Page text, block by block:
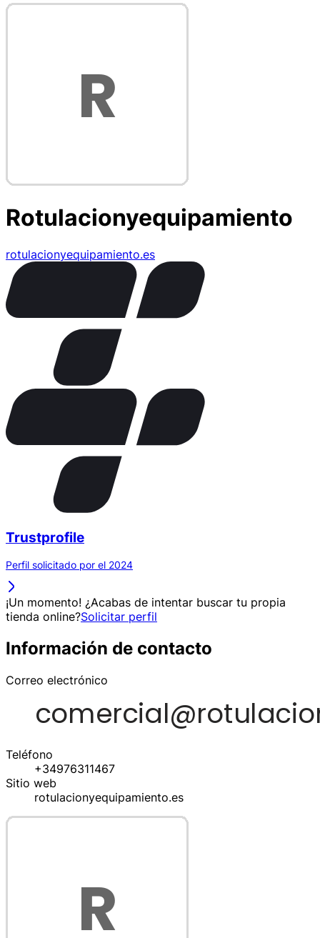
Rotulacionyequipamiento
rotulacionyequipamiento.es
Trustprofile
Perfil solicitado por el 2024
¡Un momento! ¿Acabas de intentar buscar tu propia
tienda online?Solicitar perfil
Información de contacto
Correo electrónico
Teléfono
+34976311467
Sitio web
rotulacionyequipamiento.es